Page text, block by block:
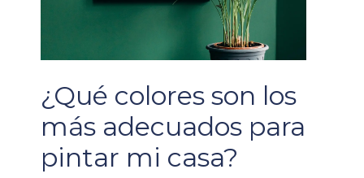
¿Qué colores son los
más adecuados para
pintar mi casa?